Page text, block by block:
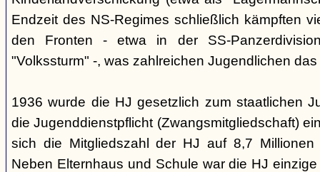
Endzeit des NS-Regimes schließlich kämpften
den Fronten - etwa in der SS-
"Volkssturm" -, was zahlreichen Jugendlichen
1936 wurde die HJ gesetzlich zum staatlichen
die Jugenddienstpflicht (Zwangsmitgliedschaft)
sich die Mitgliedszahl der HJ auf 8,7 Millionen
Neben Elternhaus und Schule war die HJ